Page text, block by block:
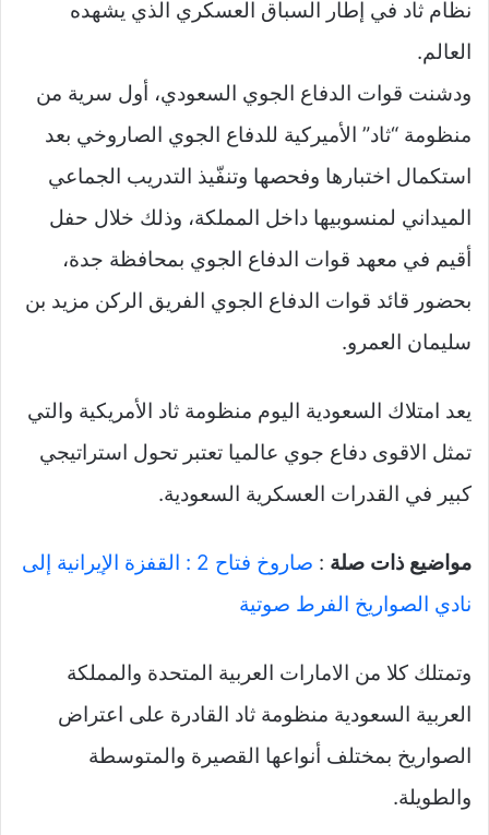
نظام ثاد في إطار السباق العسكري الذي يشهده
العالم.
ودشنت قوات الدفاع الجوي السعودي، أول سرية من
منظومة “ثاد” الأميركية للدفاع الجوي الصاروخي بعد
استكمال اختبارها وفحصها وتنفّيذ التدريب الجماعي
الميداني لمنسوبيها داخل المملكة، وذلك خلال حفل
أقيم في معهد قوات الدفاع الجوي بمحافظة جدة،
بحضور قائد قوات الدفاع الجوي الفريق الركن مزيد بن
سليمان العمرو.
يعد امتلاك السعودية اليوم منظومة ثاد الأمريكية والتي
تمثل الاقوى دفاع جوي عالميا تعتبر تحول استراتيجي
كبير في القدرات العسكرية السعودية.
مواضيع ذات صلة :
صاروخ فتاح 2 : القفزة الإيرانية إلى
نادي الصواريخ الفرط صوتية
وتمتلك كلا من الامارات العربية المتحدة والمملكة
العربية السعودية منظومة ثاد القادرة على اعتراض
الصواريخ بمختلف أنواعها القصيرة والمتوسطة
والطويلة.